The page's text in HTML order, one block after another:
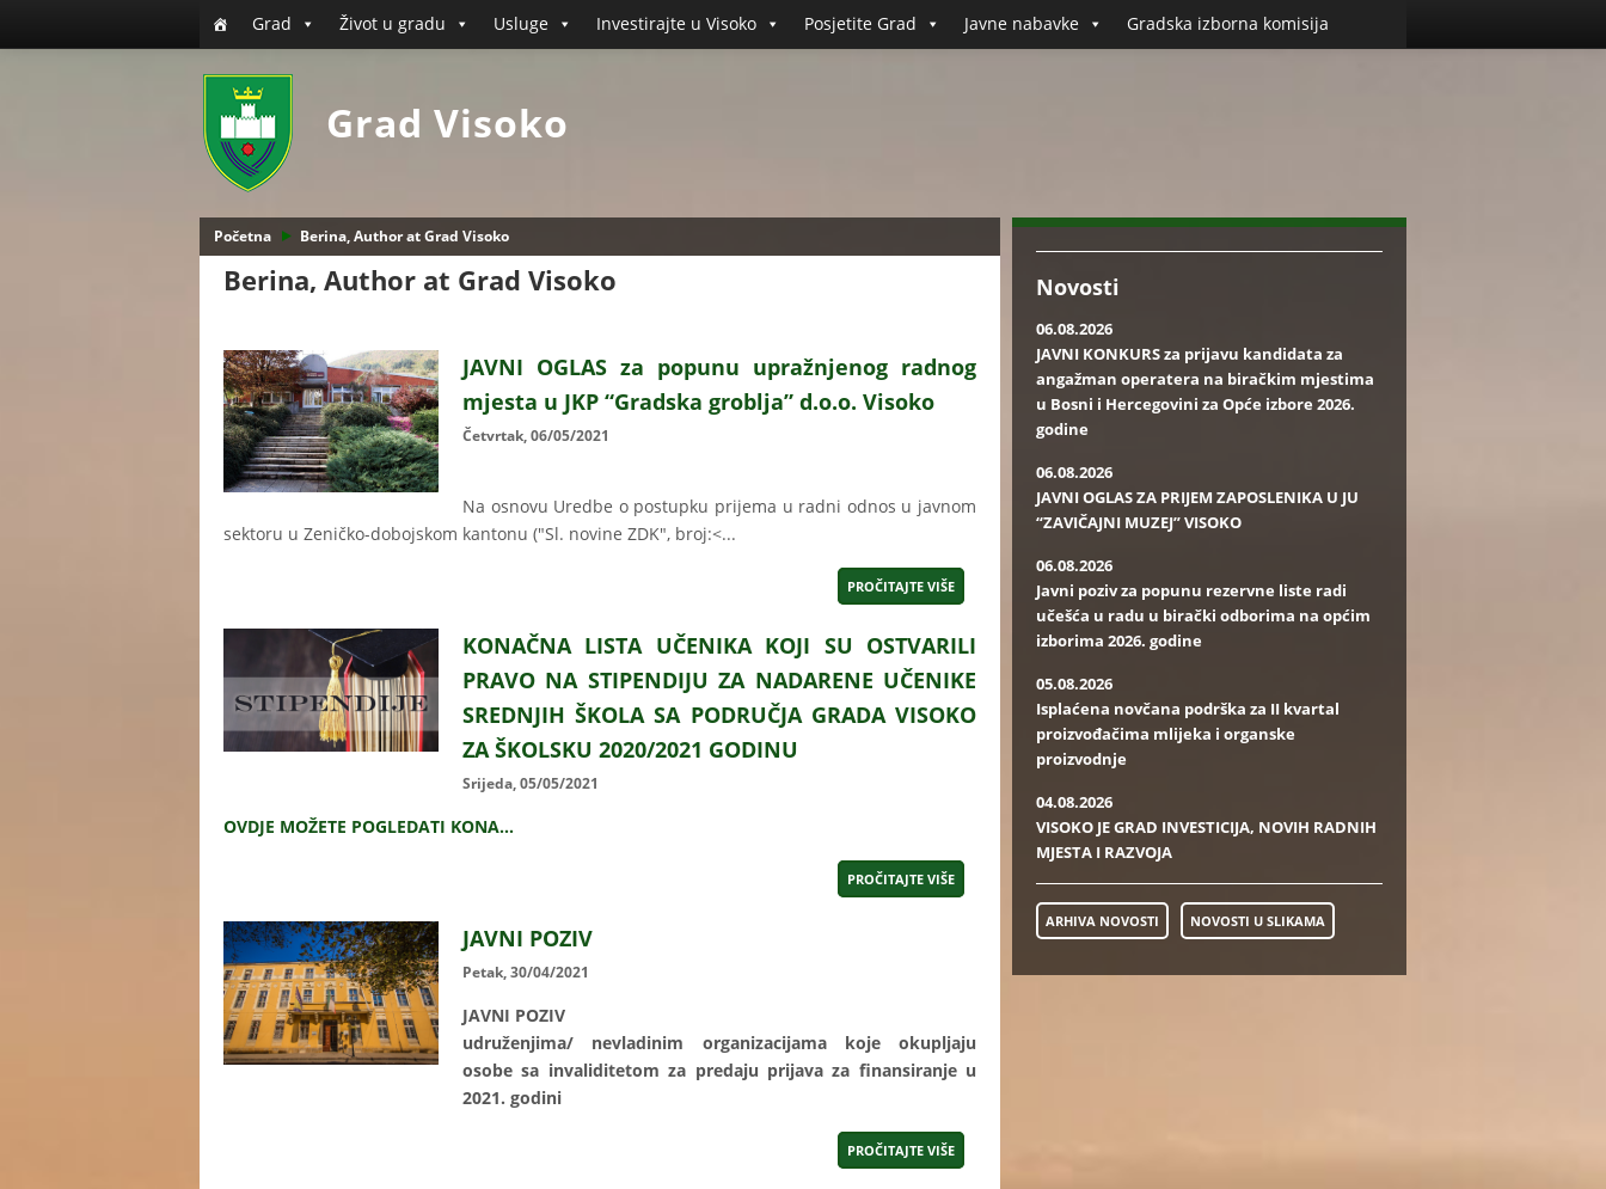
Grad Život u gradu Usluge Investirajte u Visoko Posjetite Grad Javne nabavke Gradska izborna komisija
Grad Visoko
Početna Berina, Author at Grad Visoko
Berina, Author at Grad Visoko
JAVNI OGLAS za popunu upražnjenog radnog
mjesta u JKP “Gradska groblja” d.o.o. Visoko
Četvrtak, 06/05/2021
Na osnovu Uredbe o postupku prijema u radni odnos u javnom
sektoru u Zeničko-dobojskom kantonu ("Sl. novine ZDK", broj:<...
PROČITAJTE VIŠE
KONAČNA LISTA UČENIKA KOJI SU OSTVARILI
PRAVO NA STIPENDIJU ZA NADARENE UČENIKE
SREDNJIH ŠKOLA SA PODRUČJA GRADA VISOKO
ZA ŠKOLSKU 2020/2021 GODINU
Srijeda, 05/05/2021
OVDJE MOŽETE POGLEDATI KONA...
PROČITAJTE VIŠE
JAVNI POZIV
Petak, 30/04/2021
JAVNI POZIV
udruženjima/ nevladinim organizacijama koje okupljaju
osobe sa invaliditetom za predaju prijava za finansiranje u
2021. godini
PROČITAJTE VIŠE
Novosti
06.08.2026
JAVNI KONKURS za prijavu kandidata za
angažman operatera na biračkim mjestima
u Bosni i Hercegovini za Opće izbore 2026.
godine
06.08.2026
JAVNI OGLAS ZA PRIJEM ZAPOSLENIKA U JU
“ZAVIČAJNI MUZEJ” VISOKO
06.08.2026
Javni poziv za popunu rezervne liste radi
učešća u radu u birački odborima na općim
izborima 2026. godine
05.08.2026
Isplaćena novčana podrška za II kvartal
proizvođačima mlijeka i organske
proizvodnje
04.08.2026
VISOKO JE GRAD INVESTICIJA, NOVIH RADNIH
MJESTA I RAZVOJA
ARHIVA NOVOSTI NOVOSTI U SLIKAMA